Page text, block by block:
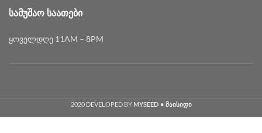
ᲡᲐᲛᲣᲨᲐᲝ ᲡᲐᲐᲗᲔᲑᲘ
ყოველდღე 11AM – 8PM
2020 DEVELOPED BY MYSEED • მაისიდი